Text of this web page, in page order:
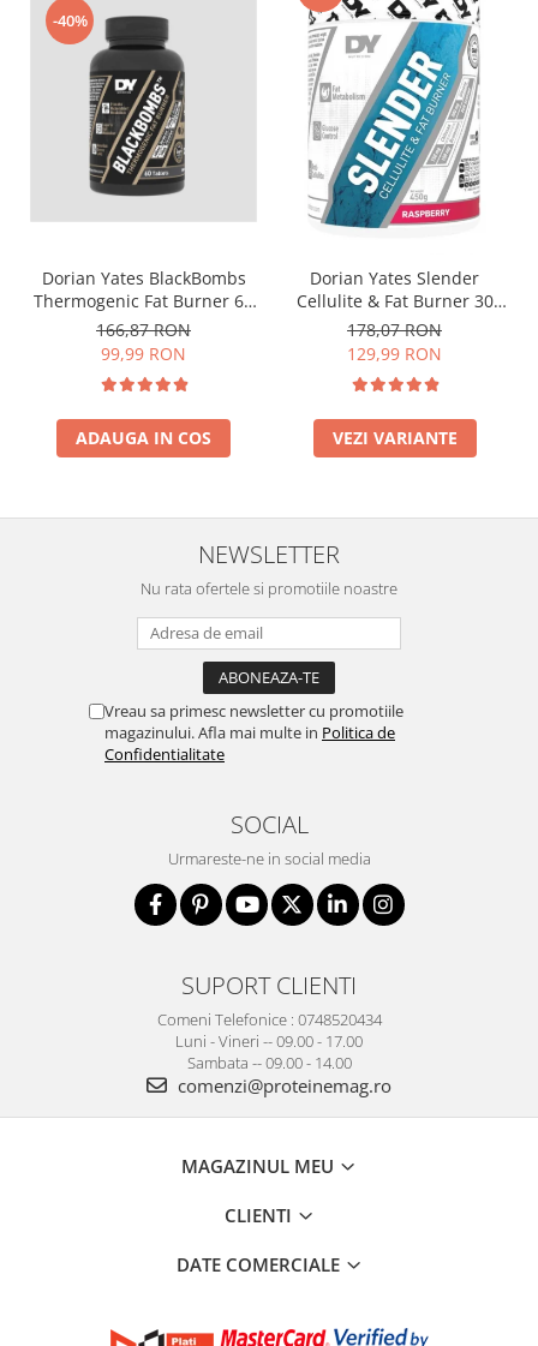
-40%
Dorian Yates BlackBombs
Thermogenic Fat Burner 60
tabs
166,87 RON
99,99 RON
ADAUGA IN COS
Dorian Yates Slender
Cellulite & Fat Burner 30
serv
178,07 RON
129,99 RON
VEZI VARIANTE
NEWSLETTER
Nu rata ofertele si promotiile noastre
Vreau sa primesc newsletter cu promotiile
magazinului. Afla mai multe in Politica de
Confidentialitate
SOCIAL
Urmareste-ne in social media
SUPORT CLIENTI
Comeni Telefonice : 0748520434
Luni - Vineri -- 09.00 - 17.00
Sambata -- 09.00 - 14.00
comenzi@proteinemag.ro
MAGAZINUL MEU
CLIENTI
DATE COMERCIALE